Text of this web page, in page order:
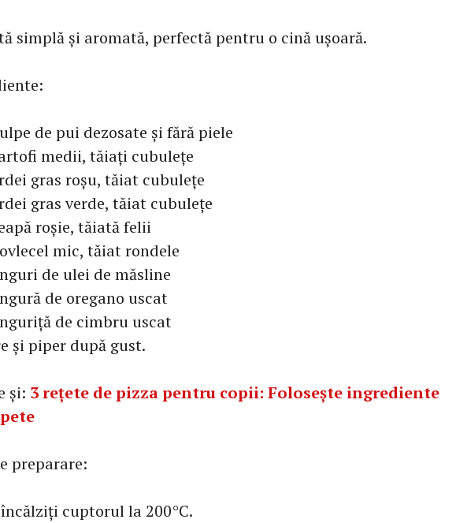
simplă și aromată, perfectă pentru o cină ușoară.
de pui dezosate și fără piele
medii, tăiați cubulețe
gras roșu, tăiat cubulețe
gras verde, tăiat cubulețe
roșie, tăiată felii
mic, tăiat rondele
de ulei de măsline
de oregano uscat
de cimbru uscat
și piper după gust.
și: 3 rețete de pizza pentru copii: Folosește ingrediente
preparare:
cuptorul la 200°C.